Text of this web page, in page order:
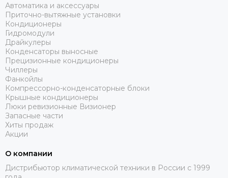
Автоматика и аксессуары
Приточно-вытяжные установки
Кондиционеры
Гидромодули
Драйкулеры
Конденсаторы выносные
Прецизионные кондиционеры
Чиллеры
Фанкойлы
Компрессорно-конденсаторные блоки
Крышные кондиционеры
Люки ревизионные Визионер
Запасные части
Хиты продаж
Акции
О компании
Дистрибьютор климатической техники в России с 1999